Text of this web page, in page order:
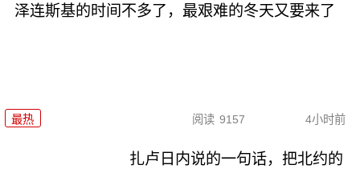
泽连斯基的时间不多了，最艰难的冬天又要来了
最热 阅读 9157 4小时前
扎卢日内说的一句话，把北约的